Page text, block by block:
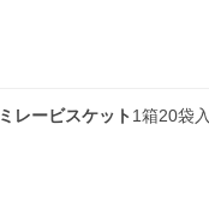
ミレービスケット 1箱20袋入